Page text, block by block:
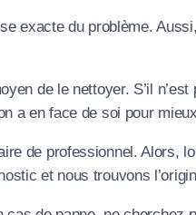
exacte du problème.
de le nettoyer. S’il
a en face de soi pour
de professionnel. Alors,
et nous trouvons